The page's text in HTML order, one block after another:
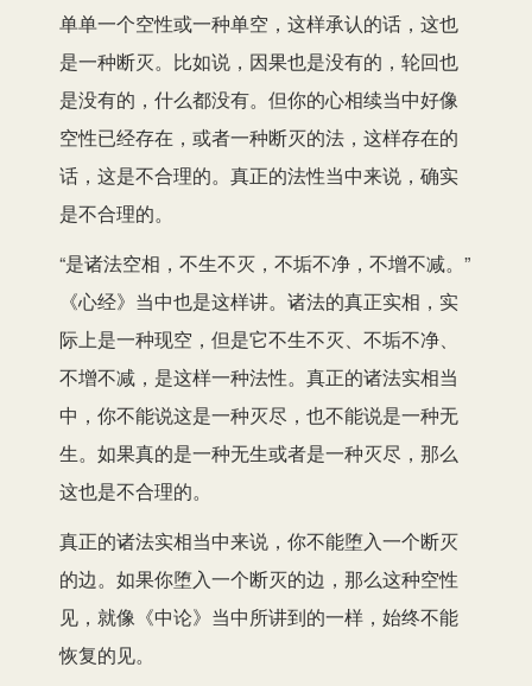
单单一个空性或一种单空，这样承认的话，这也
是一种断灭。比如说，因果也是没有的，轮回也
是没有的，什么都没有。但你的心相续当中好像
空性已经存在，或者一种断灭的法，这样存在的
话，这是不合理的。真正的法性当中来说，确实
是不合理的。
“是诸法空相，不生不灭，不垢不净，不增不减。”
《心经》当中也是这样讲。诸法的真正实相，实
际上是一种现空，但是它不生不灭、不垢不净、
不增不减，是这样一种法性。真正的诸法实相当
中，你不能说这是一种灭尽，也不能说是一种无
生。如果真的是一种无生或者是一种灭尽，那么
这也是不合理的。
真正的诸法实相当中来说，你不能堕入一个断灭
的边。如果你堕入一个断灭的边，那么这种空性
见，就像《中论》当中所讲到的一样，始终不能
恢复的见。